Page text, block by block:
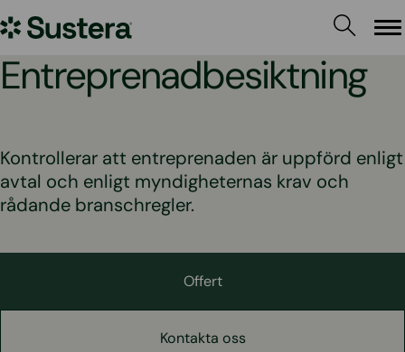
till
Sustera
Sweden
Entreprenadbesiktning
Kontrollerar att entreprenaden är uppförd enligt
avtal och enligt myndigheternas krav och
rådande branschregler.
Offert
Kontakta oss